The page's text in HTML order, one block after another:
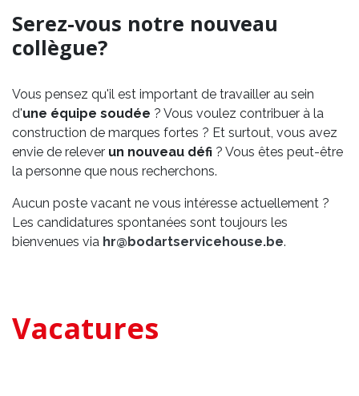
Serez-vous notre nouveau
collègue?
Vous pensez qu'il est important de travailler au sein
d'une équipe soudée ? Vous voulez contribuer à la
construction de marques fortes ? Et surtout, vous avez
envie de relever un nouveau défi ? Vous êtes peut-être
la personne que nous recherchons.
Aucun poste vacant ne vous intéresse actuellement ?
Les candidatures spontanées sont toujours les
bienvenues via hr@bodartservicehouse.be.
Vacatures